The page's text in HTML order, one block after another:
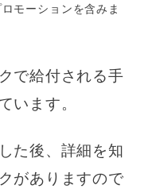
モーションを含みま
で給付される手
います。
た後、詳細を知
がありますので